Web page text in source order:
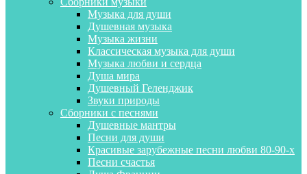
Музыка для души
Душевная музыка
Музыка жизни
Классическая музыка для души
Музыка любви и сердца
Душа мира
Душевный Геленджик
Звуки природы
Сборники с песнями
Душевные мантры
Песни для души
Красивые зарубежные песни любви 80-90-х
Песни счастья